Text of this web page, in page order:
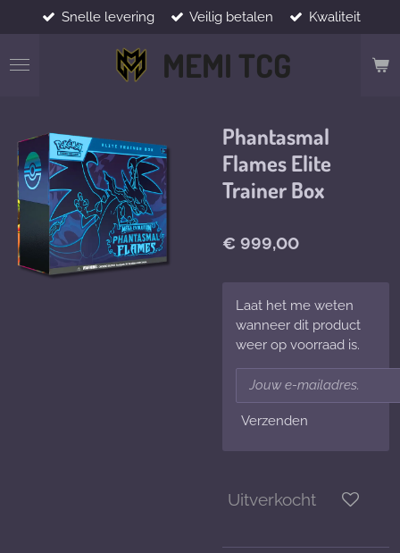
direct
naar
MEMI TCG
Snelle levering Veilig betalen Kwaliteit
Phantasmal
Flames Elite
Trainer Box
€ 999,00
Laat het me weten
wanneer dit product
weer op voorraad is.
Verzenden
Uitverkocht